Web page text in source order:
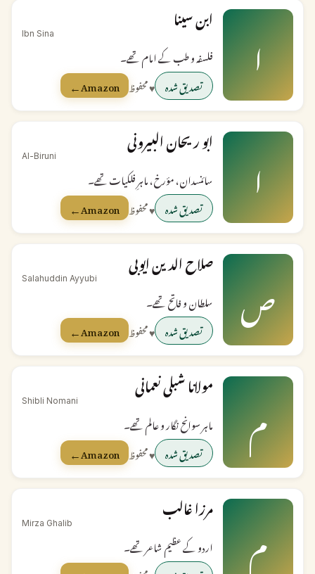
ا
ابن سینا
Ibn Sina
فلسفہ و طب کے امام تھے۔
تصدیق شدہ ♥ محفوظ Amazon
←
ا
ابو ریحان البیرونی
Al-Biruni
سائنسدان، مؤرخ، ماہرِ فلکیات تھے۔
تصدیق شدہ ♥ محفوظ Amazon
←
ص
صلاح الدین ایوبی
Salahuddin Ayyubi
سلطان و فاتح تھے۔
تصدیق شدہ ♥ محفوظ Amazon
←
م
مولانا شبلی نعمانی
Shibli Nomani
ماہر سوانح نگار و عالم تھے۔
تصدیق شدہ ♥ محفوظ Amazon
←
م
مرزا غالب
Mirza Ghalib
اردو کے عظیم شاعر تھے۔